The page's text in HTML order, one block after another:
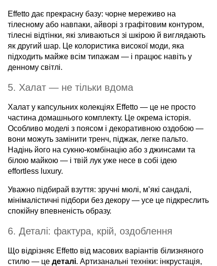
Effetto дає прекрасну базу: чорне мереживо на
тілесному або навпаки, айворі з графітовим контуром,
тілесні відтінки, які зливаються зі шкірою й виглядають
як другий шар. Це колористика високої моди, яка
підходить майже всім типажам — і працює навіть у
денному світлі.
5. Халат — не тільки вдома
Халат у капсульних колекціях Effetto — це не просто
частина домашнього комплекту. Це окрема історія.
Особливо моделі з поясом і декоративною оздобою —
вони можуть замінити тренч, піджак, легке пальто.
Надінь його на сукню-комбінацію або з джинсами та
білою майкою — і твій лук уже несе в собі ідею
effortless luxury.
Уважно підбирай взуття: зручні мюлі, м’які сандалі,
мінімалістичні підбори без декору — усе це підкреслить
спокійну впевненість образу.
6. Деталі: фактура, крій, оздоблення
Що відрізняє Effetto від масових варіантів білизняного
стилю — це деталі. Артизанальні техніки: інкрустація,